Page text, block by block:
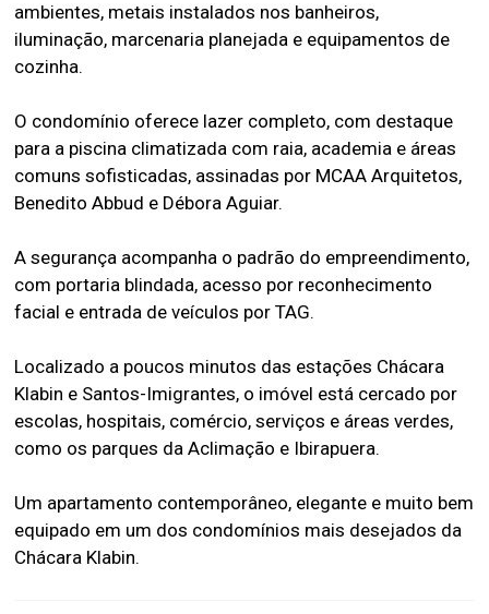
ambientes, metais instalados nos banheiros,
iluminação, marcenaria planejada e equipamentos de
cozinha.
O condomínio oferece lazer completo, com destaque
para a piscina climatizada com raia, academia e áreas
comuns sofisticadas, assinadas por MCAA Arquitetos,
Benedito Abbud e Débora Aguiar.
A segurança acompanha o padrão do empreendimento,
com portaria blindada, acesso por reconhecimento
facial e entrada de veículos por TAG.
Localizado a poucos minutos das estações Chácara
Klabin e Santos-Imigrantes, o imóvel está cercado por
escolas, hospitais, comércio, serviços e áreas verdes,
como os parques da Aclimação e Ibirapuera.
Um apartamento contemporâneo, elegante e muito bem
equipado em um dos condomínios mais desejados da